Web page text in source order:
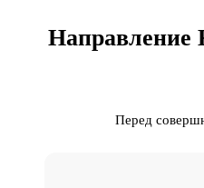
Направление
Перед